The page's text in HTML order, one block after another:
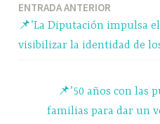
ppm
Navegación
de
ENTRADA ANTERIOR
📌’La Diputación impulsa
visibilizar la identidad de
📌’50 años con las
familias para dar un